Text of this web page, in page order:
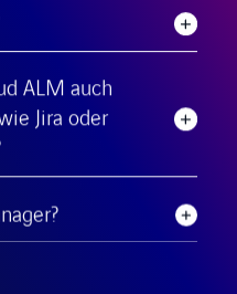
ALM auch
Jira oder